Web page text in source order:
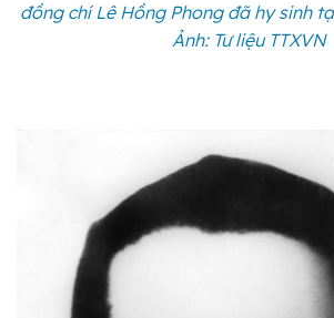
đồng chí Lê Hồng Phong đã hy sinh
Ảnh: Tư liệu TTXVN